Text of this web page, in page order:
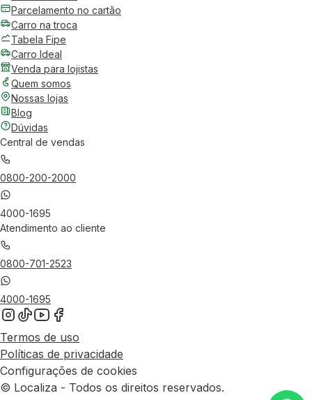
Parcelamento no cartão
Carro na troca
Tabela Fipe
Carro Ideal
Venda para lojistas
Quem somos
Nossas lojas
Blog
Dúvidas
Central de vendas
0800-200-2000
4000-1695
Atendimento ao cliente
0800-701-2523
4000-1695
Termos de uso
Políticas de privacidade
Configurações de cookies
© Localiza - Todos os direitos reservados.